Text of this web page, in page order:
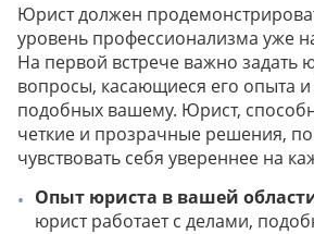
Юрист должен
уровень профессионализма уже
На первой встрече важно задать
вопросы, касающиеся его опыта и
подобных вашему. Юрист,
четкие и прозрачные решения,
чувствовать себя увереннее на
Опыт юриста в вашей
юрист работает с делами,